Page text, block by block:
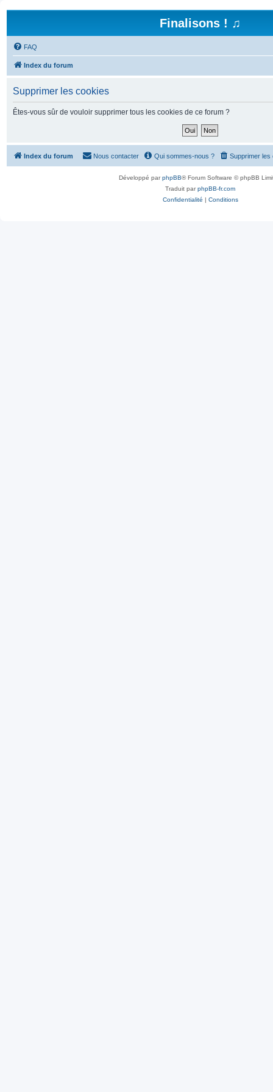
Finalisons ! ♫
FAQ
Index du forum
Supprimer les cookies
Êtes-vous sûr de vouloir supprimer tous les cookies de ce forum ?
Index du forum Supprimer les
Qui sommes-nous ?
Nous contacter
Développé parphpBB® Forum Software © phpBB
Traduit parphpBB-fr.com
Confidentialité | Conditions